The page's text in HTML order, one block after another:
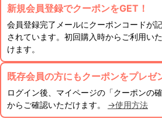
新規会員登録でクーポンをGET！
会員登録完了メールにクーポンコードが
されています。初回購入時からご利用い
けます。
既存会員の方にもクーポンをプレゼ
ログイン後、マイページの「クーポンの確
からご確認いただけます。 →使用方法